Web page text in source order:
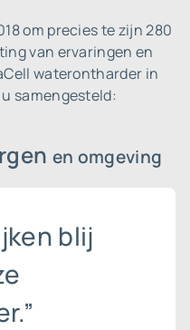
om precies te zijn 280
van ervaringen en
waterontharder in
samengesteld:
en omgeving
blij